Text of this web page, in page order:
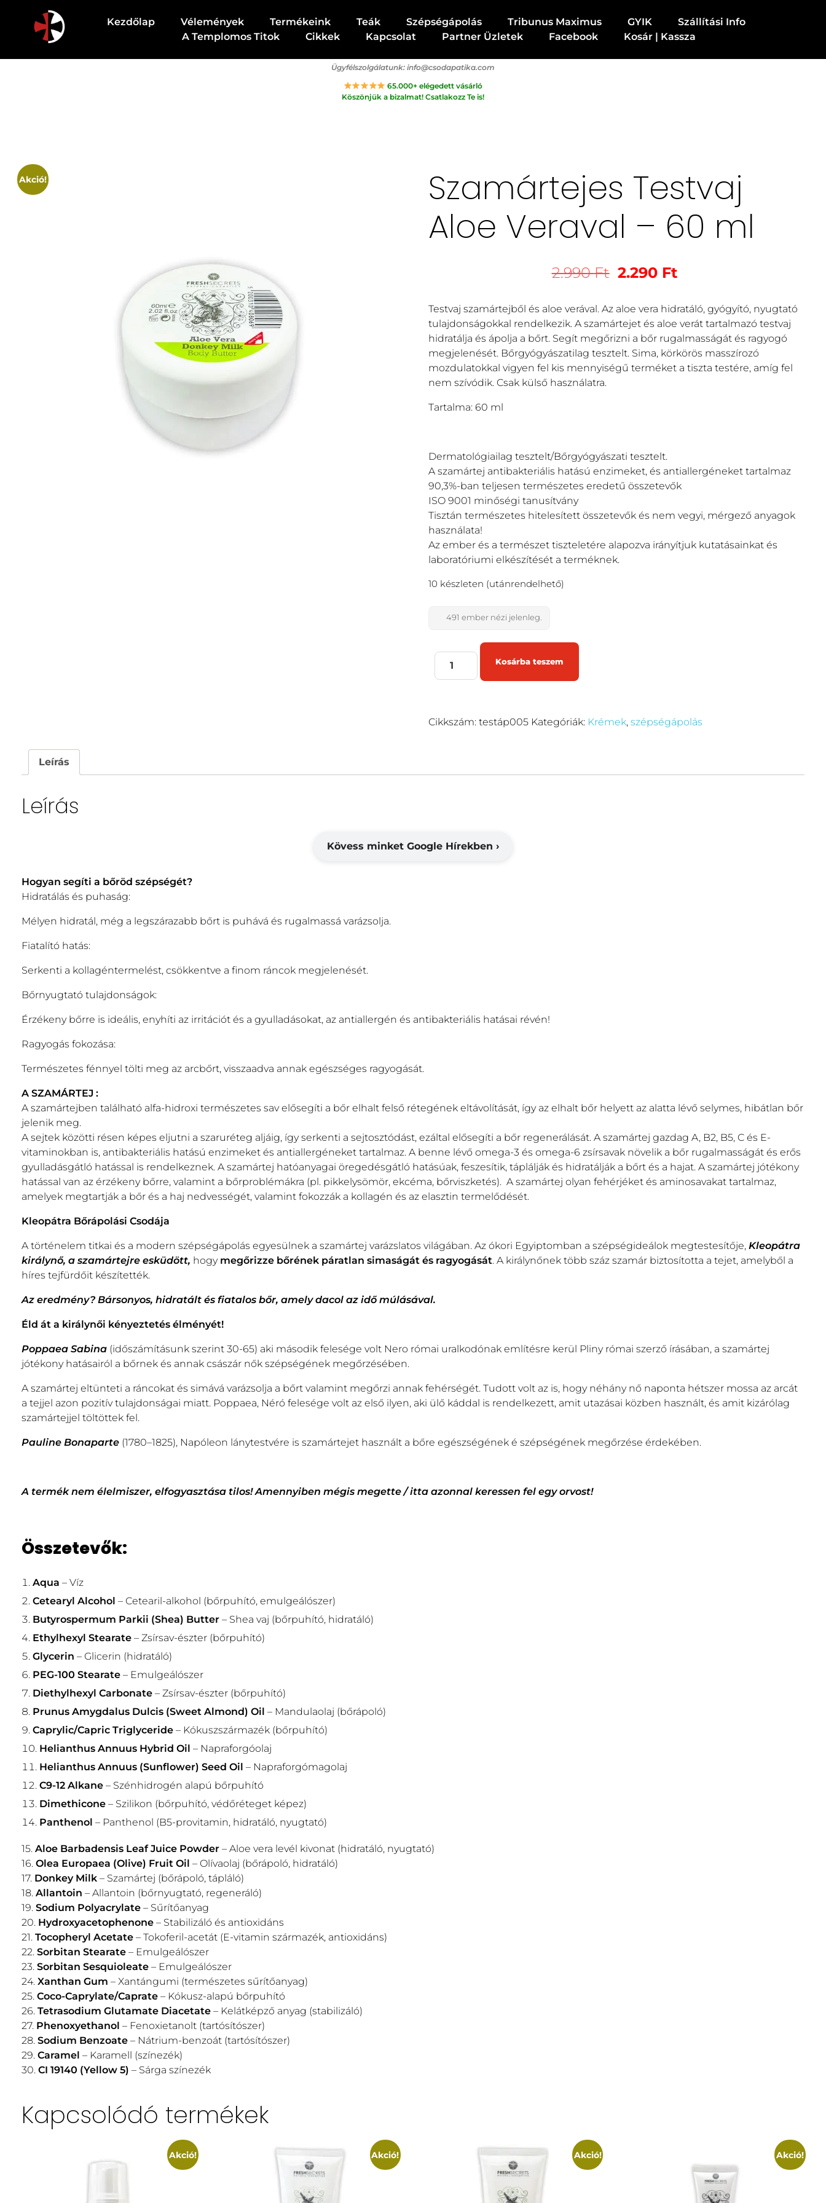
Csodapatika
Természet gyógyereje.
Kezdőlap Vélemények Termékeink Teák Szépségápolás Tribunus Maximus GYIK
Szállítási Info
A Templomos Titok
Cikkek Kapcsolat Partner Üzletek Facebook Kosár | Kassza
Ügyfélszolgálatunk: info@csodapatika.com
65.000+ elégedett vásárló
Köszönjük a bizalmat! Csatlakozz Te is!
Akció!
Szamártejes Testvaj
Aloe Veraval – 60 ml
2.990Ft 2.290 Ft
Testvaj szamártejből és aloe verával. Az aloe vera hidratáló, gyógyító, nyugtató
tulajdonságokkal rendelkezik. A szamártejet és aloe verát tartalmazó testvaj
hidratálja és ápolja a bőrt. Segít megőrizni a bőr rugalmasságát és ragyogó
megjelenését. Bőrgyógyászatilag tesztelt. Sima, körkörös masszírozó
mozdulatokkal vigyen fel kis mennyiségű terméket a tiszta testére, amíg fel
nem szívódik. Csak külső használatra.
Tartalma: 60 ml
Dermatológiailag tesztelt/Bőrgyógyászati tesztelt.
A szamártej antibakteriális hatású enzimeket, és antiallergéneket tartalmaz
90,3%-ban teljesen természetes eredetű összetevők
ISO 9001 minőségi tanusítvány
Tisztán természetes hitelesített összetevők és nem vegyi, mérgező anyagok
használata!
Az ember és a természet tiszteletére alapozva irányítjuk kutatásainkat és
laboratóriumi elkészítését a terméknek.
10 készleten (utánrendelhető)
491 ember nézi jelenleg.
Kosárba teszem
Cikkszám:testáp005 Kategóriák: Krémek,szépségápolás
Leírás
Leírás
Kövess minket Google Hírekben ›
Hogyan segíti a bőröd szépségét?
Hidratálás és puhaság:
Mélyen hidratál, még a legszárazabb bőrt is puhává és rugalmassá varázsolja.
Fiatalító hatás:
Serkenti a kollagéntermelést, csökkentve a finom ráncok megjelenését.
Bőrnyugtató tulajdonságok:
Érzékeny bőrre is ideális, enyhíti az irritációt és a gyulladásokat, az antiallergén és antibakteriális hatásai révén!
Ragyogás fokozása:
Természetes fénnyel tölti meg az arcbőrt, visszaadva annak egészséges ragyogását.
A SZAMÁRTEJ :
A szamártejben található alfa-hidroxi természetes sav elősegíti a bőr elhalt felső rétegének eltávolítását, így az elhalt bőr helyett az alatta lévő selymes, hibátlan bőr
jelenik meg.
A sejtek közötti résen képes eljutni a szaruréteg aljáig, így serkenti a sejtosztódást, ezáltal elősegíti a bőr regenerálását. A szamártej gazdag A, B2, B5, C és E-
vitaminokban is, antibakteriális hatású enzimeket és antiallergéneket tartalmaz. A benne lévő omega-3 és omega-6 zsírsavak növelik a bőr rugalmasságát és erős
gyulladásgátló hatással is rendelkeznek. A szamártej hatóanyagai öregedésgátló hatásúak, feszesítik, táplálják és hidratálják a bőrt és a hajat. A szamártej jótékony
hatással van az érzékeny bőrre, valamint a bőrproblémákra (pl. pikkelysömör, ekcéma, bőrviszketés). A szamártej olyan fehérjéket és aminosavakat tartalmaz,
amelyek megtartják a bőr és a haj nedvességét, valamint fokozzák a kollagén és az elasztin termelődését.
Kleopátra Bőrápolási Csodája
A történelem titkai és a modern szépségápolás egyesülnek a szamártej varázslatos világában. Az ókori Egyiptomban a szépségideálok megtestesítője, Kleopátra
királynő, a szamártejre esküdött, hogymegőrizze bőrének páratlan simaságát és ragyogását. A királynőnek több száz szamár biztosította a tejet, amelyből a
híres tejfürdőit készítették.
Az eredmény? Bársonyos, hidratált és fiatalos bőr, amely dacol az idő múlásával.
Éld át a királynői kényeztetés élményét!
Poppaea Sabina (időszámításunk szerint 30-65) aki második felesége volt Nero római uralkodónak említésre kerül Pliny római szerző írásában, a szamártej
jótékony hatásairól a bőrnek és annak császár nők szépségének megőrzésében.
A szamártej eltünteti a ráncokat és simává varázsolja a bőrt valamint megőrzi annak fehérségét. Tudott volt az is, hogy néhány nő naponta hétszer mossa az arcát
a tejjel azon pozitív tulajdonságai miatt. Poppaea, Néró felesége volt az első ilyen, aki ülő káddal is rendelkezett, amit utazásai közben használt, és amit kizárólag
szamártejjel töltöttek fel.
Pauline Bonaparte (1780–1825), Napóleon lánytestvére is szamártejet használt a bőre egészségének é szépségének megőrzése érdekében.
A termék nem élelmiszer, elfogyasztása tilos! Amennyiben mégis megette / itta azonnal keressen fel egy orvost!
Összetevők:
Aqua – Víz
Cetearyl Alcohol – Cetearil-alkohol (bőrpuhító, emulgeálószer)
Butyrospermum Parkii (Shea) Butter – Shea vaj (bőrpuhító, hidratáló)
Ethylhexyl Stearate – Zsírsav-észter (bőrpuhító)
Glycerin – Glicerin (hidratáló)
PEG-100 Stearate – Emulgeálószer
Diethylhexyl Carbonate – Zsírsav-észter (bőrpuhító)
Prunus Amygdalus Dulcis (Sweet Almond) Oil – Mandulaolaj (bőrápoló)
Caprylic/Capric Triglyceride – Kókuszszármazék (bőrpuhító)
Helianthus Annuus Hybrid Oil – Napraforgóolaj
Helianthus Annuus (Sunflower) Seed Oil – Napraforgómagolaj
C9-12 Alkane – Szénhidrogén alapú bőrpuhító
Dimethicone – Szilikon (bőrpuhító, védőréteget képez)
Panthenol – Panthenol (B5-provitamin, hidratáló, nyugtató)
15. Aloe Barbadensis Leaf Juice Powder – Aloe vera levél kivonat (hidratáló, nyugtató)
16. Olea Europaea (Olive) Fruit Oil – Olívaolaj (bőrápoló, hidratáló)
17. Donkey Milk – Szamártej (bőrápoló, tápláló)
18. Allantoin – Allantoin (bőrnyugtató, regeneráló)
19. Sodium Polyacrylate – Sűrítőanyag
20. Hydroxyacetophenone – Stabilizáló és antioxidáns
21. Tocopheryl Acetate – Tokoferil-acetát (E-vitamin származék, antioxidáns)
22. Sorbitan Stearate – Emulgeálószer
23. Sorbitan Sesquioleate – Emulgeálószer
24. Xanthan Gum – Xantángumi (természetes sűrítőanyag)
25. Coco-Caprylate/Caprate – Kókusz-alapú bőrpuhító
26. Tetrasodium Glutamate Diacetate – Kelátképző anyag (stabilizáló)
27. Phenoxyethanol – Fenoxietanolt (tartósítószer)
28. Sodium Benzoate – Nátrium-benzoát (tartósítószer)
29. Caramel – Karamell (színezék)
30. CI 19140 (Yellow 5) – Sárga színezék
Kapcsolódó termékek
Akció! Akció! Akció! Akció!